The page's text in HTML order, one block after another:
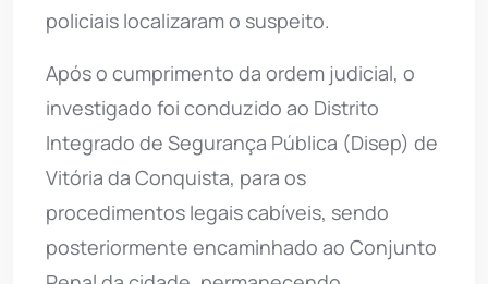
policiais localizaram o suspeito.
Após o cumprimento da ordem judicial, o
investigado foi conduzido ao Distrito
Integrado de Segurança Pública (Disep) de
Vitória da Conquista, para os
procedimentos legais cabíveis, sendo
posteriormente encaminhado ao Conjunto